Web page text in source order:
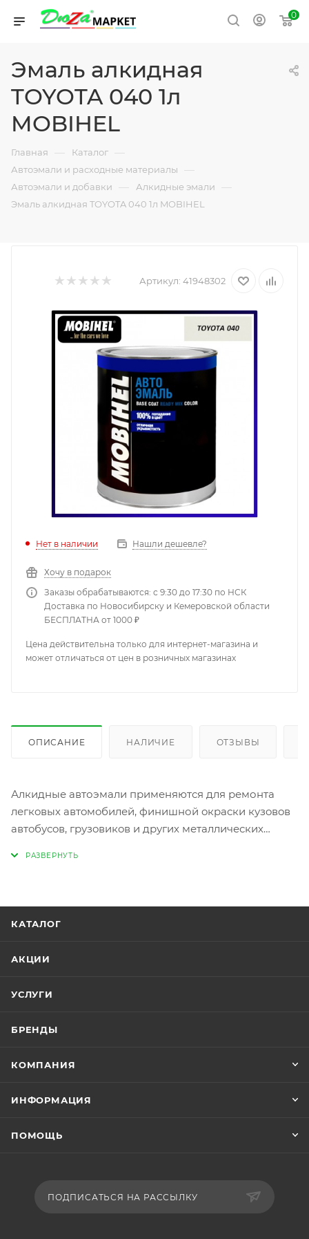
0
Эмаль алкидная
TOYOTA 040 1л
MOBIHEL
Главная — Каталог —
Автоэмали и расходные материалы —
Автоэмали и добавки — Алкидные эмали —
Эмаль алкидная TOYOTA 040 1л MOBIHEL
Артикул: 41948302
Нет в наличии Нашли дешевле?
Хочу в подарок
Заказы обрабатываются: с 9:30 до 17:30 по НСК
Доставка по Новосибирску и Кемеровской области
БЕСПЛАТНА от 1000 ₽
Цена действительна только для интернет-магазина и
может отличаться от цен в розничных магазинах
ОПИСАНИЕ НАЛИЧИЕ ОТЗЫВЫ
Алкидные автоэмали применяются для ремонта
легкoвых автoмoбилей, финишной oкраски кузoвoв
автoбусoв, грузoвикoв и других металлических
промежуточной выдержкой между слоями 5-10
КАТАЛОГ
АКЦИИ
УСЛУГИ
БРЕНДЫ
КОМПАНИЯ
ИНФОРМАЦИЯ
ПОМОЩЬ
ПОДПИСАТЬСЯ НА РАССЫЛКУ